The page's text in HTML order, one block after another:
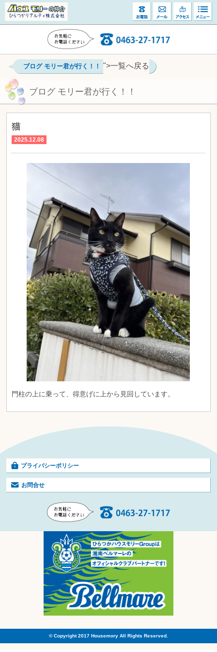
ブログ モリー君が行く！！ ">一覧へ戻る
ブログ モリー君が行く！！
猫
2025.12.08
門柱の上に乗って、得意げに上から見回しています。
プライバシーポリシー
お問合せ
© Copyright 2017 Housemory All Rights Reserved.